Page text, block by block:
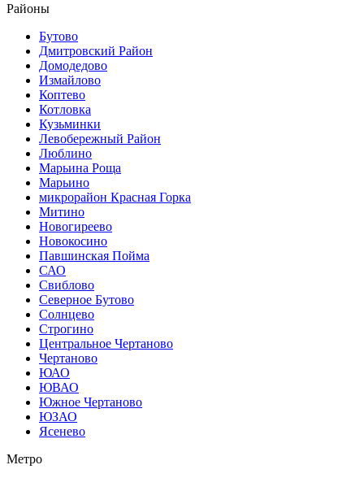
Районы
Бутово
Дмитровский Район
Домодедово
Измайлово
Коптево
Котловка
Кузьминки
Левобережный Район
Люблино
Марьина Роща
Марьино
микрорайон Красная Горка
Митино
Новогиреево
Новокосино
Павшинская Пойма
САО
Свиблово
Северное Бутово
Солнцево
Строгино
Центральное Чертаново
Чертаново
ЮАО
ЮВАО
Южное Чертаново
ЮЗАО
Ясенево
Метро